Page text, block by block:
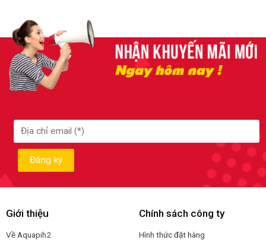
Giới thiệu
Về Aquapih2
Chính sách công ty
Hình thức đặt hàng